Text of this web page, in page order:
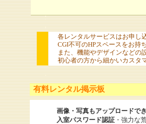
各レンタルサービスはお申し
CGI不可のHPスペースをお持
また、機能やデザインなどの
初心者の方から細かいカスタ
有料レンタル掲示板
画像・写真もアップロードで
入室パスワード認証 ・強力な